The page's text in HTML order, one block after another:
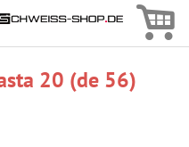
20 (de 56)